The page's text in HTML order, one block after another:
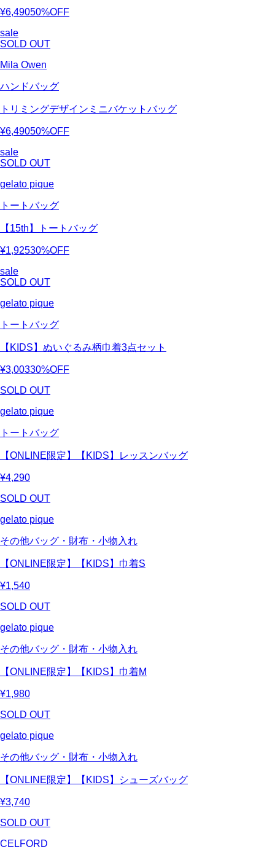
¥6,49050%OFF
sale
SOLD OUT
Mila Owen
ハンドバッグ
トリミングデザインミニバケットバッグ
¥6,49050%OFF
sale
SOLD OUT
gelato pique
トートバッグ
【15th】トートバッグ
¥1,92530%OFF
sale
SOLD OUT
gelato pique
トートバッグ
【KIDS】ぬいぐるみ柄巾着3点セット
¥3,00330%OFF
SOLD OUT
gelato pique
トートバッグ
【ONLINE限定】【KIDS】レッスンバッグ
¥4,290
SOLD OUT
gelato pique
その他バッグ・財布・小物入れ
【ONLINE限定】【KIDS】巾着S
¥1,540
SOLD OUT
gelato pique
その他バッグ・財布・小物入れ
【ONLINE限定】【KIDS】巾着M
¥1,980
SOLD OUT
gelato pique
その他バッグ・財布・小物入れ
【ONLINE限定】【KIDS】シューズバッグ
¥3,740
SOLD OUT
CELFORD